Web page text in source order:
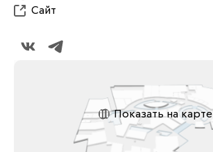
Сайт
Показать на карте